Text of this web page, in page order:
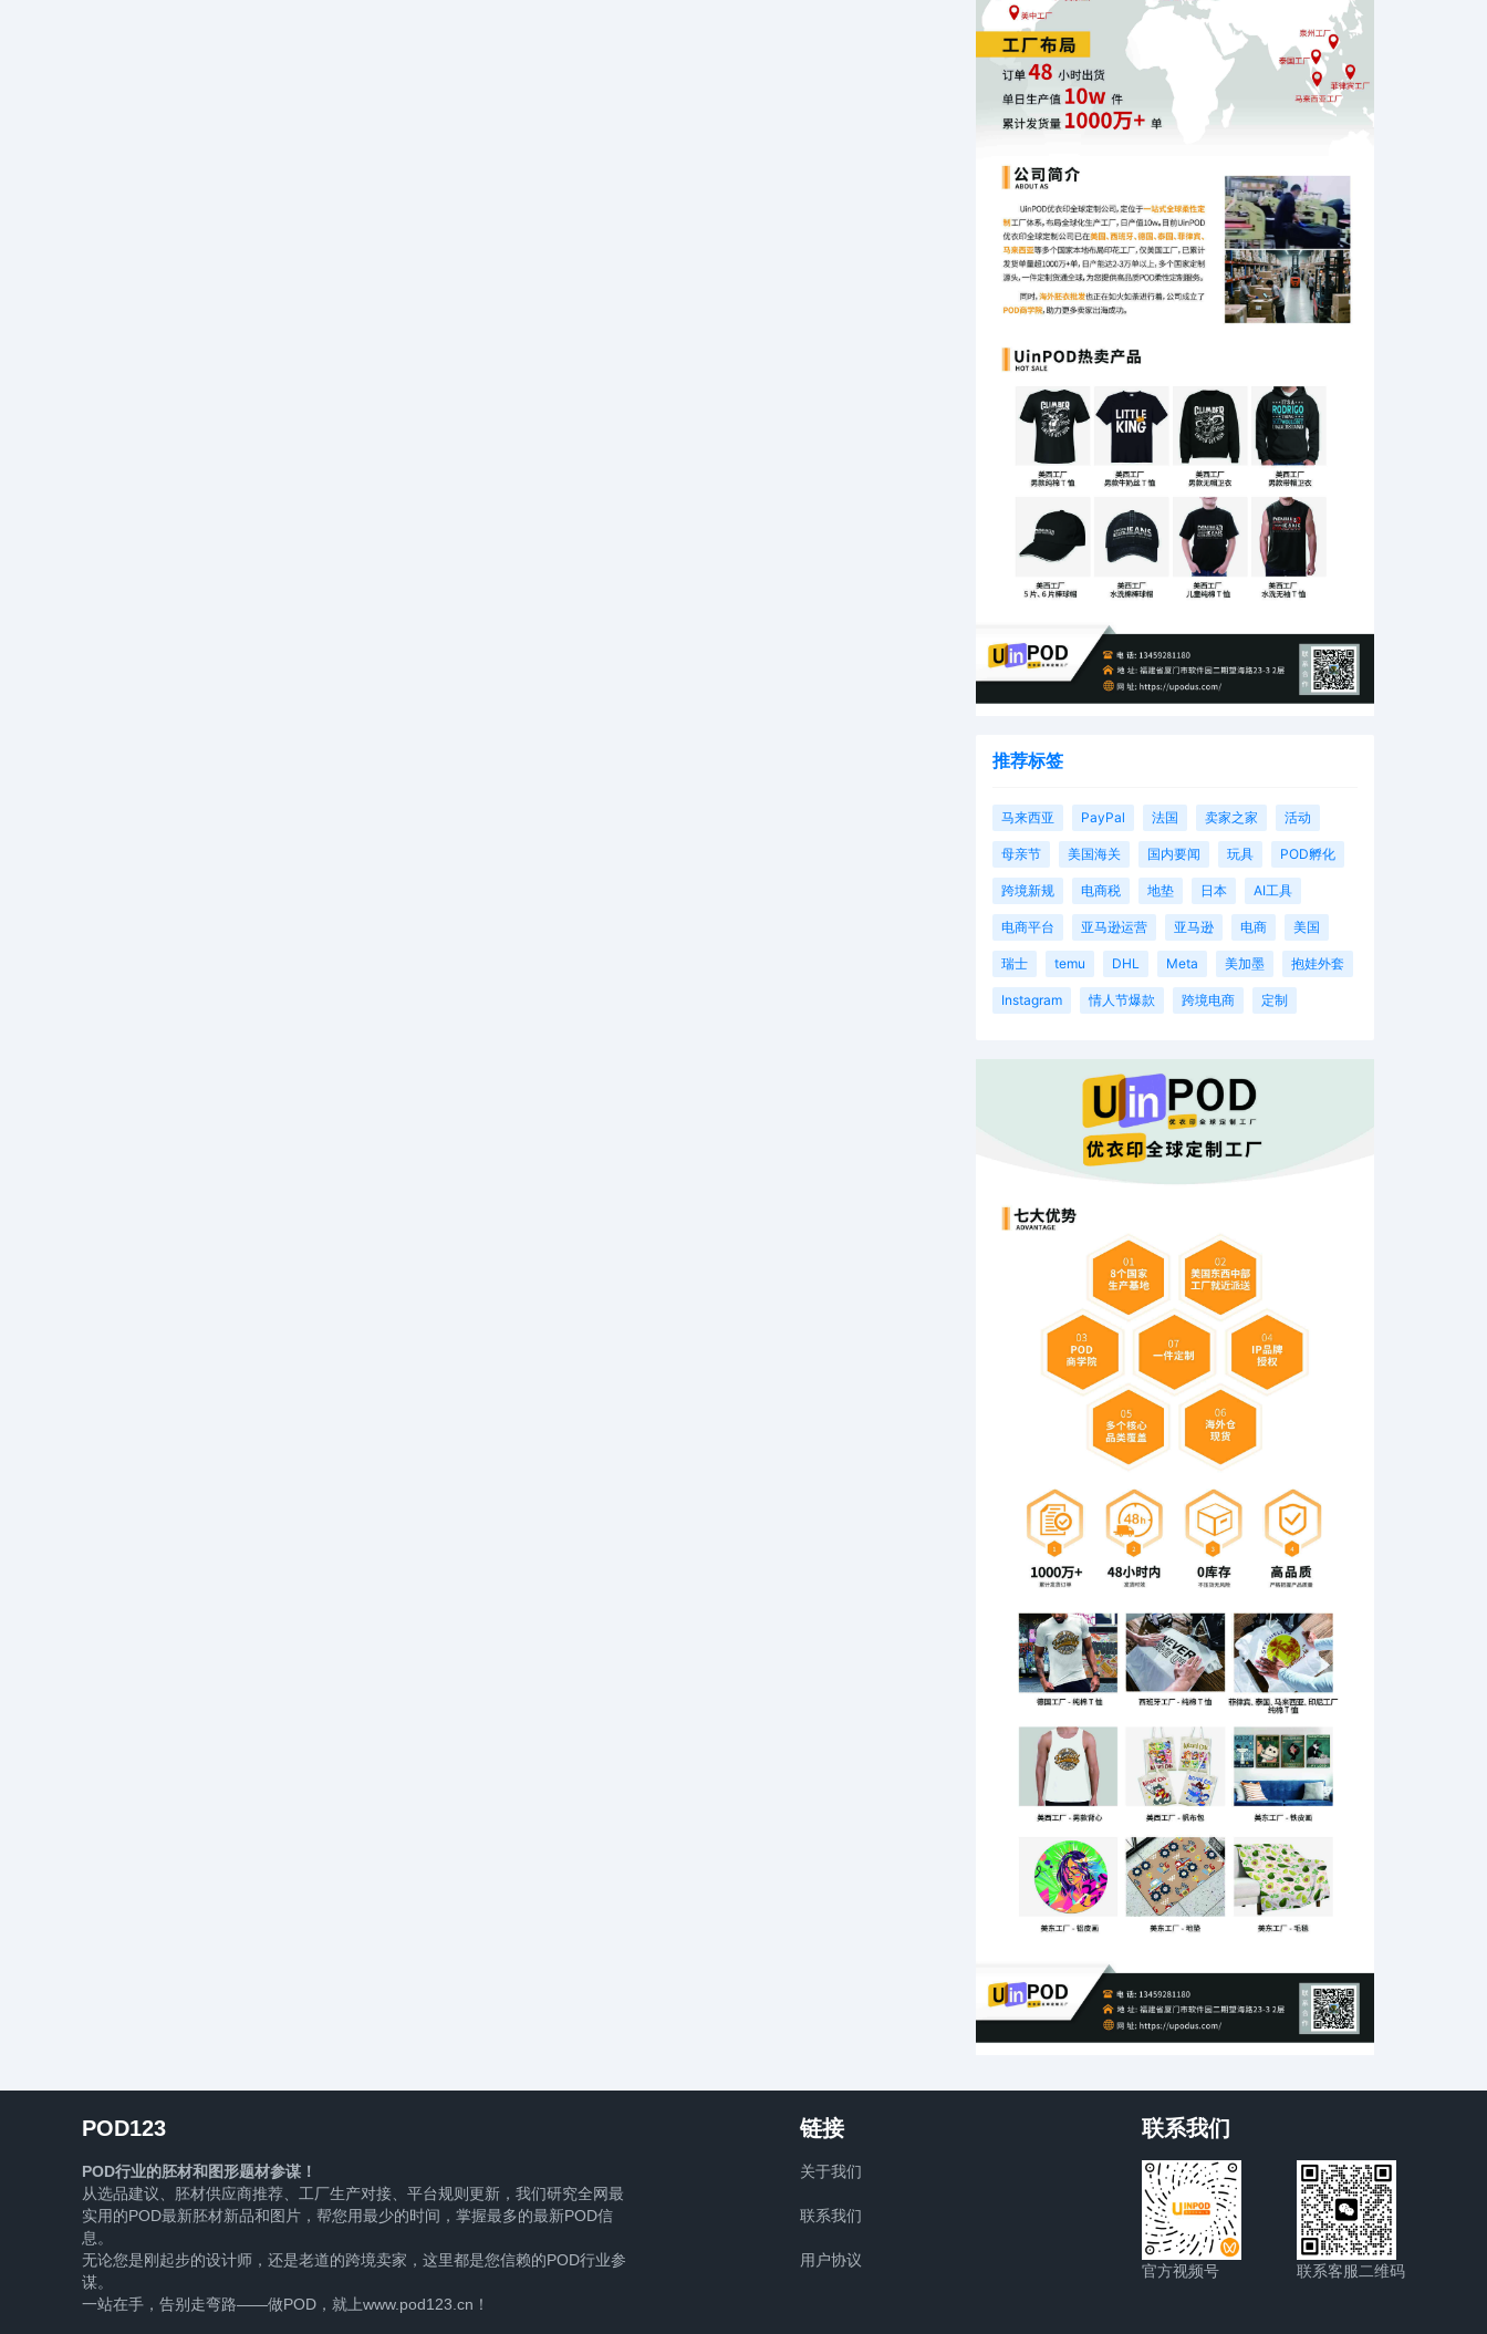
推荐标签
马来西亚 PayPal 法国 卖家之家 活动
母亲节 美国海关 国内要闻 玩具 POD孵化
跨境新规 电商税 地垫 日本 AI工具
电商平台 亚马逊运营 亚马逊 电商 美国
瑞士 temu DHL Meta 美加墨 抱娃外套
Instagram 情人节爆款 跨境电商 定制
POD123
POD行业的胚材和图形题材参谋！
从选品建议、胚材供应商推荐、工厂生产对接、平台规则更新，我们研究全网最
实用的POD最新胚材新品和图片，帮您用最少的时间，掌握最多的最新POD信
息。
无论您是刚起步的设计师，还是老道的跨境卖家，这里都是您信赖的POD行业参
谋。
一站在手，告别走弯路——做POD，就上www.pod123.cn！
链接
关于我们
联系我们
用户协议
联系我们
官方视频号 联系客服二维码